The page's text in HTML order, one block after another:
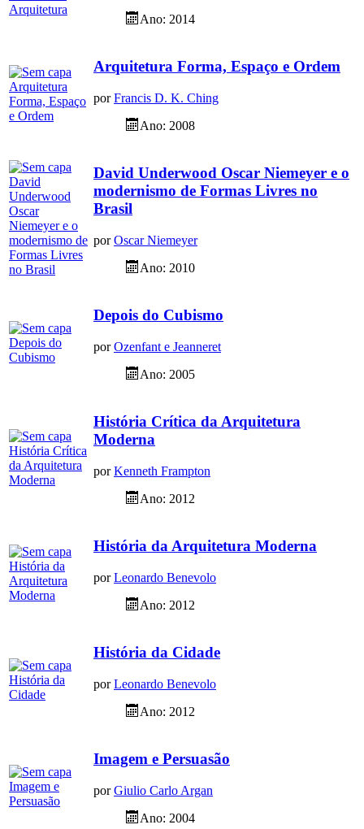
Ano: 2014
Arquitetura Forma, Espaço e Ordem
porFrancis D. K. Ching
Ano: 2008
David Underwood Oscar Niemeyer e o
modernismo de Formas Livres no
Brasil
porOscar Niemeyer
Ano: 2010
Depois do Cubismo
porOzenfant e Jeanneret
Ano: 2005
História Crítica da Arquitetura
Moderna
porKenneth Frampton
Ano: 2012
História da Arquitetura Moderna
porLeonardo Benevolo
Ano: 2012
História da Cidade
porLeonardo Benevolo
Ano: 2012
Imagem e Persuasão
porGiulio Carlo Argan
Ano: 2004